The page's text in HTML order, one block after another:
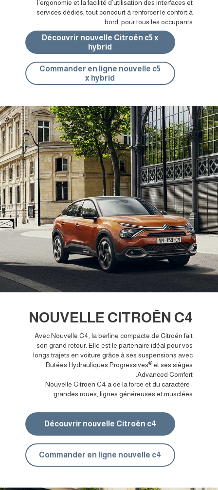
l’ergonomie et la facilité d’utilisation des interfaces et
services dédiés, tout concourt à renforcer le confort à
bord, pour tous les occupants.
Découvrir nouvelle Citroën c5 x
hybrid
Commander en ligne nouvelle c5
x hybrid
NOUVELLE CITROËN C4
Avec Nouvelle C4, la berline compacte de Citroën fait
son grand retour. Elle est le partenaire idéal pour vos
longs trajets en voiture grâce à ses suspensions avec
Butées Hydrauliques Progressives®et ses sièges
Advanced Comfort.
Nouvelle Citroën C4 a de la force et du caractère :
grandes roues, lignes généreuses et musclées.
Découvrir nouvelle Citroën c4
Commander en ligne nouvelle c4